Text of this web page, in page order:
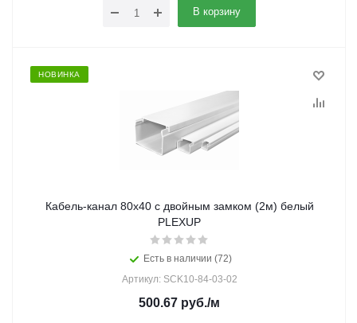
В корзину
НОВИНКА
Кабель-канал 80х40 с двойным замком (2м) белый
PLEXUP
Есть в наличии (72)
Артикул: SCK10-84-03-02
500.67 руб./м